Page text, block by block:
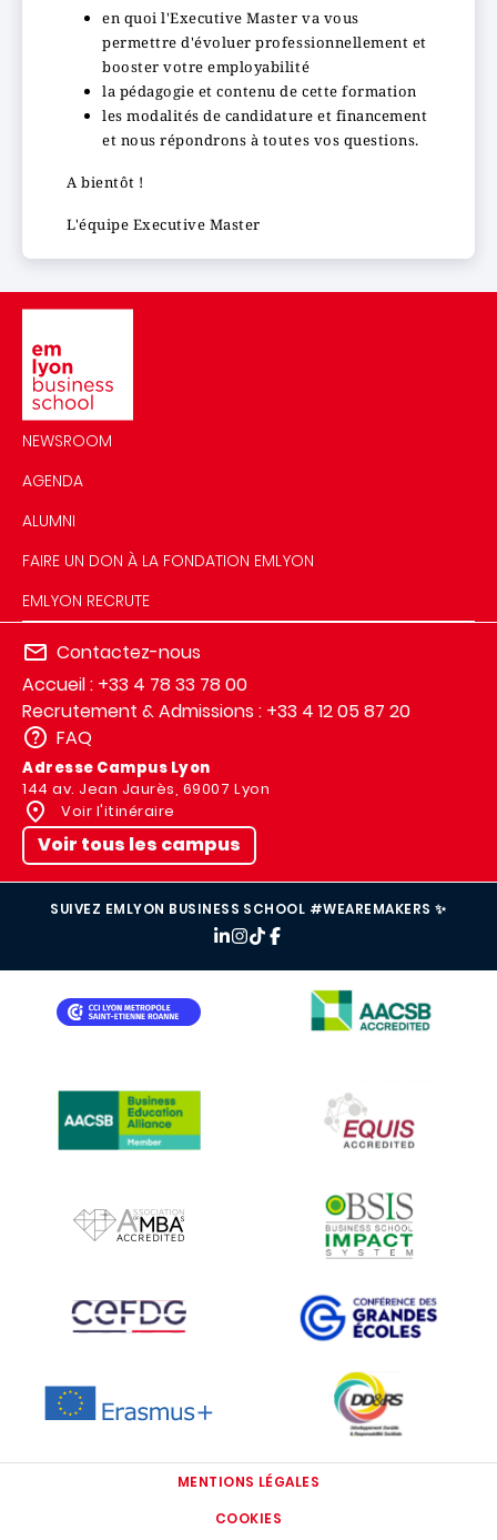
en quoi l'Executive Master va vous
permettre d'évoluer professionnellement et
booster votre employabilité
la pédagogie et contenu de cette formation
les modalités de candidature et financement
et nous répondrons à toutes vos questions.
A bientôt !
L'équipe Executive Master
NEWSROOM
AGENDA
ALUMNI
FAIRE UN DON À LA FONDATION EMLYON
EMLYON RECRUTE
Contactez-nous
Accueil : +33 4 78 33 78 00
Recrutement & Admissions : +33 4 12 05 87 20
FAQ
Adresse Campus Lyon
144 av. Jean Jaurès, 69007 Lyon
Voir l'itinéraire
Voir tous les campus
SUIVEZ EMLYON BUSINESS SCHOOL #WEAREMAKERS ✨
IMAGE
IMAGE
IMAGE
IMAGE
IMAGE IMAGE
MENTIONS LÉGALES
COOKIES